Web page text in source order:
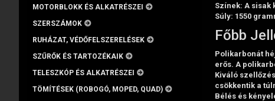
MOTORBLOKK ÉS ALKATRÉSZEI
SZERSZÁMOK
RUHÁZAT, VÉDŐFELSZERELÉSEK
SZŰRŐK ÉS TARTOZÉKAIK
TELESZKÓP ÉS ALKATRÉSZEI
TÖMÍTÉSEK (ROBOGÓ, MOPED, QUAD)
Színek: A sisak
Súly: 1550
Főbb
Polikarbonát
erős. A
Kiváló szellőzés
csökkentik a
Bélés és